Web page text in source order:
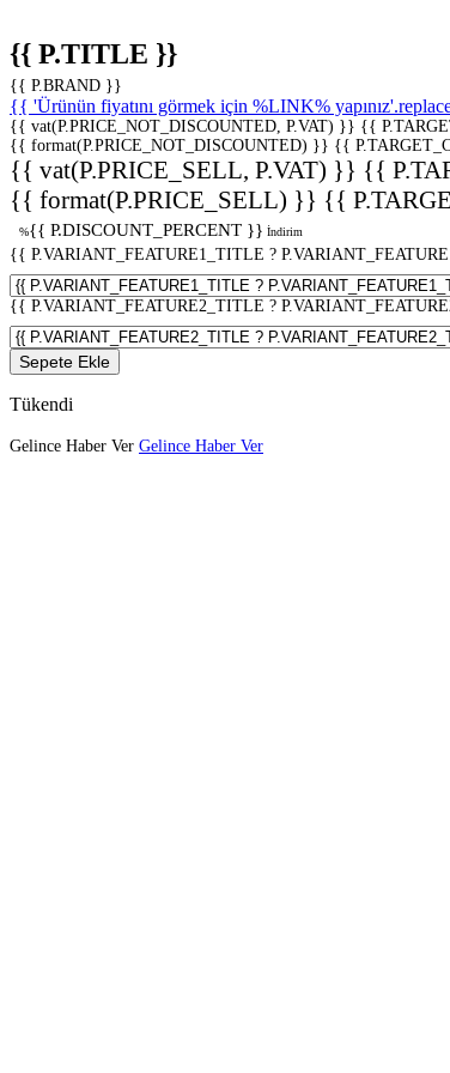
{{ P.TITLE }}
{{ P.BRAND }}
{{ 'Ürünün fiyatını görmek için %LINK%
{{ vat(P.PRICE_NOT_DISCOUNTED, P.VAT) }} {{
{{ format(P.PRICE_NOT_DISCOUNTED) }} {{
{{ vat(P.PRICE_SELL, P.VAT) }} {{
{{ format(P.PRICE_SELL) }} {{
%{{ P.DISCOUNT_PERCENT }} İndirim
{{ P.VARIANT_FEATURE1_TITLE ?
{{ P.VARIANT_FEATURE2_TITLE ?
Sepete Ekle
Tükendi
Gelince Haber Ver Gelince Haber Ver